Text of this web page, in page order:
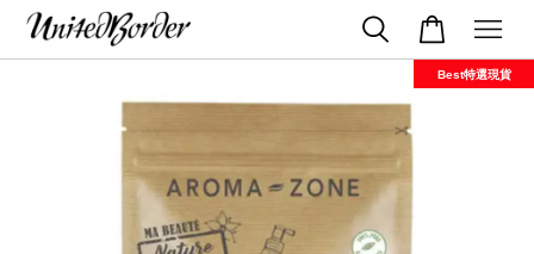
Best特選現貨